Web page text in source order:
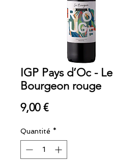
IGP Pays d’Oc - Le
Bourgeon rouge
9,00 €Prix
Quantité *